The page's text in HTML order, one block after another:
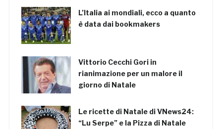
L’Italia ai mondiali, ecco a quanto
è data dai bookmakers
Vittorio Cecchi Gori in
rianimazione per un malore il
giorno di Natale
Le ricette di Natale di VNews24:
“Lu Serpe” e la Pizza di Natale